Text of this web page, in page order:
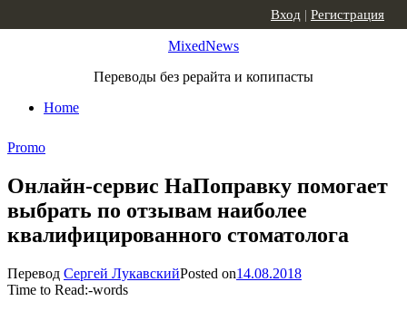
MixedNews
Переводы без рерайта и копипасты
Home
Вход | Регистрация
Promo
Онлайн-сервис НаПоправку помогает
выбрать по отзывам наиболее
квалифицированного стоматолога
Перевод Сергей ЛукавскийPosted on14.08.2018
Time to Read:-words